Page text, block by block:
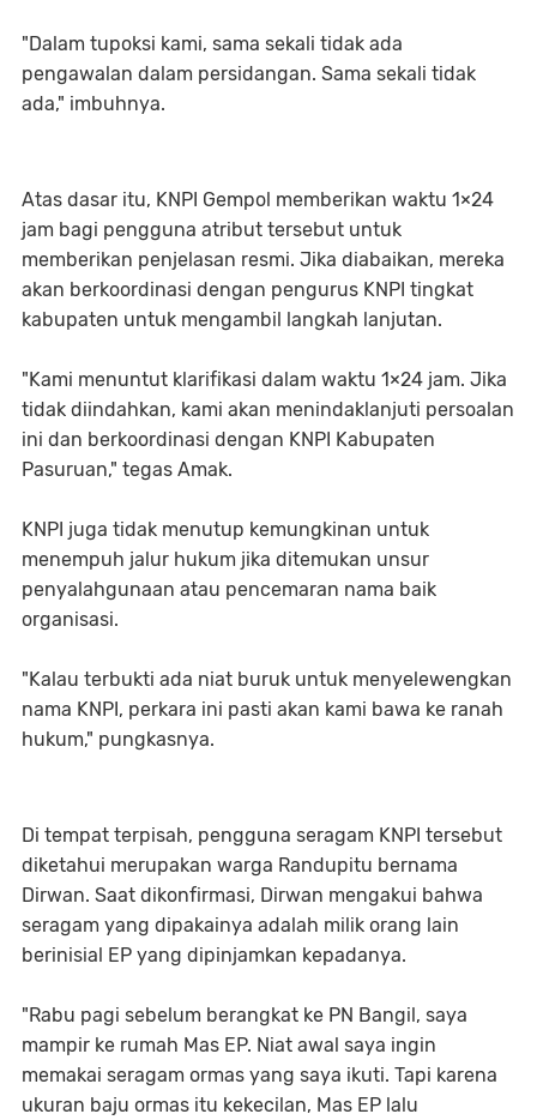
"Dalam tupoksi kami, sama sekali tidak ada
pengawalan dalam persidangan. Sama sekali tidak
ada," imbuhnya.
Atas dasar itu, KNPI Gempol memberikan waktu 1×24
jam bagi pengguna atribut tersebut untuk
memberikan penjelasan resmi. Jika diabaikan, mereka
akan berkoordinasi dengan pengurus KNPI tingkat
kabupaten untuk mengambil langkah lanjutan.
"Kami menuntut klarifikasi dalam waktu 1×24 jam. Jika
tidak diindahkan, kami akan menindaklanjuti persoalan
ini dan berkoordinasi dengan KNPI Kabupaten
Pasuruan," tegas Amak.
KNPI juga tidak menutup kemungkinan untuk
menempuh jalur hukum jika ditemukan unsur
penyalahgunaan atau pencemaran nama baik
organisasi.
"Kalau terbukti ada niat buruk untuk menyelewengkan
nama KNPI, perkara ini pasti akan kami bawa ke ranah
hukum," pungkasnya.
Di tempat terpisah, pengguna seragam KNPI tersebut
diketahui merupakan warga Randupitu bernama
Dirwan. Saat dikonfirmasi, Dirwan mengakui bahwa
seragam yang dipakainya adalah milik orang lain
berinisial EP yang dipinjamkan kepadanya.
"Rabu pagi sebelum berangkat ke PN Bangil, saya
mampir ke rumah Mas EP. Niat awal saya ingin
memakai seragam ormas yang saya ikuti. Tapi karena
ukuran baju ormas itu kekecilan, Mas EP lalu